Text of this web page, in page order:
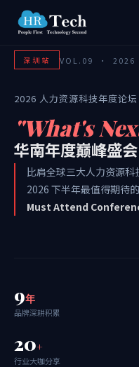
深圳站 VOL.09 · 2026
2026 人力资源科技年度论坛
"What's
华南年度巅峰盛会
比肩全球三大人力资源科
2026 下半年最值得期待
Must Attend
9年
品牌深耕积累
20+
行业大咖分享